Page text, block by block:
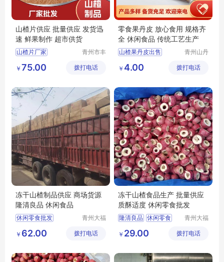
山楂片供应 批量供应 发货迅
速 鲜果制作 超市供货
山楂片厂家
丰源出售山楂片
批发山楂片
青州市丰
￥ 75.00 拨打电话
零食果丹皮 放心食用 规格齐
全 休闲食品 传统工艺生产
山楂果丹皮出售
山楂果丹皮
果丹皮厂家
青州山丹
限公司
￥ 4.00 拨打电话
冻干山楂制品供应 商场货源
隆清良品 休闲食品
休闲零食批发
隆清良品山楂食品批发
冻干山楂食品厂家供应
青州大福
展有限公
￥ 62.00 拨打电话
冻干山楂食品生产 批量供应
质酥适度 休闲零食批发
隆清良品 休闲零食
休闲食品批发
青州大福
展有限公
￥ 29.00 拨打电话